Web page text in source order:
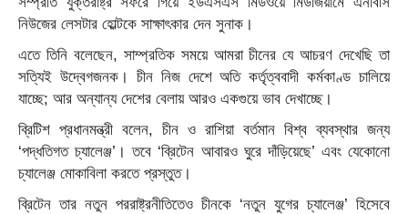
নিউজের লেসটার হোল্টকে সাক্ষাৎকার দেন সুনাক।
এতে তিনি বলেছেন, সাম্প্রতিক সময়ে আমরা চীনের যে আচরণ দেখেছি তা
সত্যিই উদ্বেগজনক। চীন নিজ দেশে অতি কর্তৃত্ববাদী কর্মকাণ্ড চালিয়ে
যাচ্ছে; আর অন্যান্য দেশের বেলায় আরও একগুয়ে ভাব দেখাচ্ছে।
ব্রিটিশ প্রধানমন্ত্রী বলেন, চীন ও রাশিয়া বর্তমান বিশ্ব ব্যবস্থার জন্য
‘পদ্ধতিগত চ্যালেঞ্জ’। তবে ‘ব্রিটেন আবারও ঘুরে দাঁড়িয়েছে’ এবং যেকোনো
চ্যালেঞ্জ মোকাবিলা করতে প্রস্তুত।
ব্রিটেন তার নতুন পররাষ্ট্রনীতিতেও চীনকে ‘নতুন যুগের চ্যালেঞ্জ’ হিসেবে